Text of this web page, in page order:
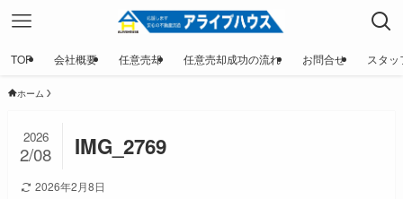
TOP 会社概要 任意売却 任意売却成功の流れ お問合せ スタ
ホーム
IMG_2769
2026
2/08
2026年2月8日